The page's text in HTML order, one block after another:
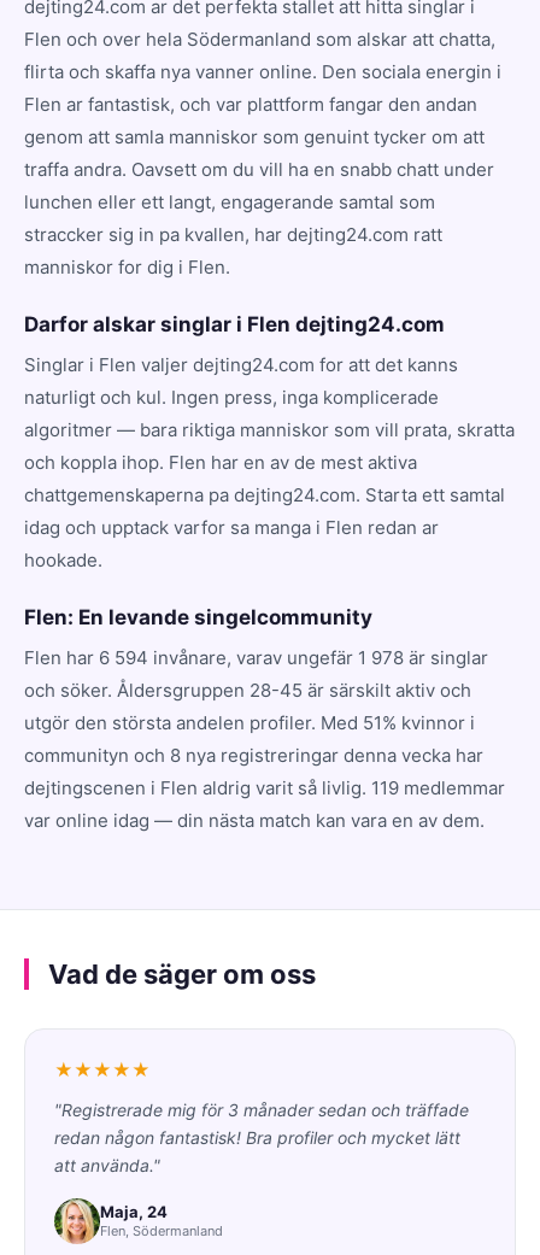
dejting24.com ar det perfekta stallet att hitta singlar i
Flen och over hela Södermanland som alskar att chatta,
flirta och skaffa nya vanner online. Den sociala energin i
Flen ar fantastisk, och var plattform fangar den andan
genom att samla manniskor som genuint tycker om att
traffa andra. Oavsett om du vill ha en snabb chatt under
lunchen eller ett langt, engagerande samtal som
straccker sig in pa kvallen, har dejting24.com ratt
manniskor for dig i Flen.
Darfor alskar singlar i Flen dejting24.com
Singlar i Flen valjer dejting24.com for att det kanns
naturligt och kul. Ingen press, inga komplicerade
algoritmer — bara riktiga manniskor som vill prata, skratta
och koppla ihop. Flen har en av de mest aktiva
chattgemenskaperna pa dejting24.com. Starta ett samtal
idag och upptack varfor sa manga i Flen redan ar
hookade.
Flen: En levande singelcommunity
Flen har 6 594 invånare, varav ungefär 1 978 är singlar
och söker. Åldersgruppen 28-45 är särskilt aktiv och
utgör den största andelen profiler. Med 51% kvinnor i
communityn och 8 nya registreringar denna vecka har
dejtingscenen i Flen aldrig varit så livlig. 119 medlemmar
var online idag — din nästa match kan vara en av dem.
Vad de säger om oss
★★★★★
"Registrerade mig för 3 månader sedan och träffade
redan någon fantastisk! Bra profiler och mycket lätt
att använda."
Maja, 24
Flen, Södermanland